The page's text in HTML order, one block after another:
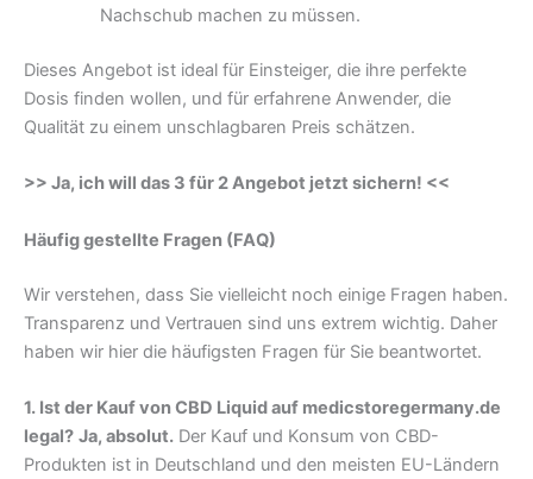
Nachschub machen zu müssen.
Dieses Angebot ist ideal für Einsteiger, die ihre perfekte
Dosis finden wollen, und für erfahrene Anwender, die
Qualität zu einem unschlagbaren Preis schätzen.
>> Ja, ich will das 3 für 2 Angebot jetzt sichern! <<
Häufig gestellte Fragen (FAQ)
Wir verstehen, dass Sie vielleicht noch einige Fragen haben.
Transparenz und Vertrauen sind uns extrem wichtig. Daher
haben wir hier die häufigsten Fragen für Sie beantwortet.
1. Ist der Kauf von CBD Liquid auf medicstoregermany.de
legal? Ja, absolut. Der Kauf und Konsum von CBD-
Produkten ist in Deutschland und den meisten EU-Ländern